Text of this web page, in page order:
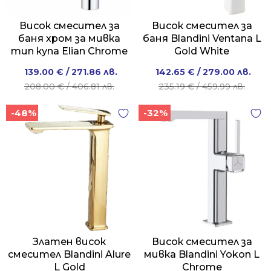
Висок смесител за
баня хром за мивка
тип купа Elian Chrome
208.00€/ 406.81 лв.
Original
price
208.00 €
/
406.81 лв..
139.00 € / 271.86 лв.
Current
price
139.00 €
/
271.86 лв..
Висок смесител за
баня Blandini Ventana L
Gold White
235.19€/ 459.99 лв.
Original
price
235.19 €
142.65 € / 279.00 лв.
Current
price
142.65 €
-48%
Златен висок
смесител Blandini Alure
L Gold
-32%
Висок смесител за
мивка Blandini Yokon L
Chrome